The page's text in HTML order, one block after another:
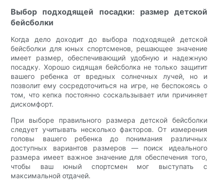
Выбор подходящей посадки: размер детской
бейсболки
Когда дело доходит до выбора подходящей детской
бейсболки для юных спортсменов, решающее значение
имеет размер, обеспечивающий удобную и надежную
посадку. Хорошо сидящая бейсболка не только защитит
вашего ребенка от вредных солнечных лучей, но и
позволит ему сосредоточиться на игре, не беспокоясь о
том, что кепка постоянно соскальзывает или причиняет
дискомфорт.
При выборе правильного размера детской бейсболки
следует учитывать несколько факторов. От измерения
головы вашего ребенка до понимания различных
доступных вариантов размеров — поиск идеального
размера имеет важное значение для обеспечения того,
чтобы ваш юный спортсмен мог выступать с
максимальной отдачей.